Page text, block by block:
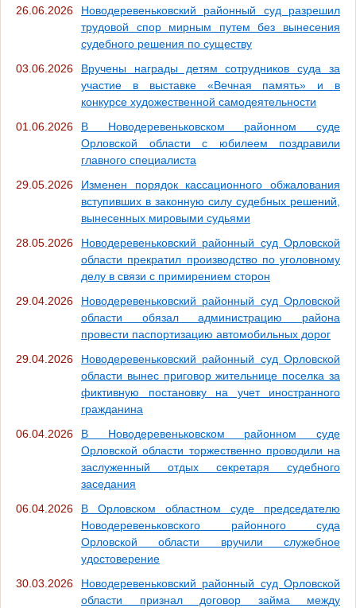
26.06.2026
Новодеревеньковский районный суд разрешил
трудовой спор мирным путем без вынесения
судебного решения по существу
03.06.2026
Вручены награды детям сотрудников суда за
участие в выставке «Вечная память» и в
конкурсе художественной самодеятельности
01.06.2026
В Новодеревеньковском районном суде
Орловской области с юбилеем поздравили
главного специалиста
29.05.2026
Изменен порядок кассационного обжалования
вступивших в законную силу судебных решений,
вынесенных мировыми судьями
28.05.2026
Новодеревеньковский районный суд Орловской
области прекратил производство по уголовному
делу в связи с примирением сторон
29.04.2026
Новодеревеньковский районный суд Орловской
области обязал администрацию района
провести паспортизацию автомобильных дорог
29.04.2026
Новодеревеньковский районный суд Орловской
области вынес приговор жительнице поселка за
фиктивную постановку на учет иностранного
гражданина
06.04.2026
В Новодеревеньковском районном суде
Орловской области торжественно проводили на
заслуженный отдых секретаря судебного
заседания
06.04.2026
В Орловском областном суде председателю
Новодеревеньковского районного суда
Орловской области вручили служебное
удостоверение
30.03.2026
Новодеревеньковский районный суд Орловской
области признал договор займа между